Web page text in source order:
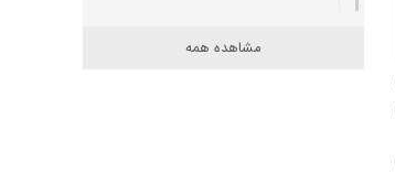
اتفاقی بی سابقه در تخصیص
مشاهده همه